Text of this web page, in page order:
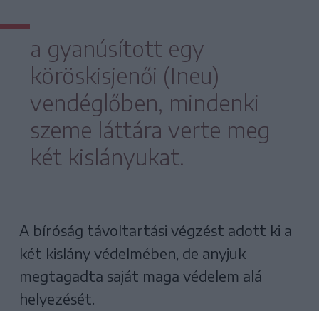
a gyanúsított egy
köröskisjenői (Ineu)
vendéglőben, mindenki
szeme láttára verte meg
két kislányukat.
A bíróság távoltartási végzést adott ki a
két kislány védelmében, de anyjuk
megtagadta saját maga védelem alá
helyezését.